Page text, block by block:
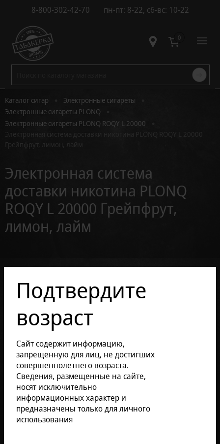
8-800-302-42-70 пн-пт: 8-22, сб-вс: 10-22
Контакты 0
Каталог сигар Электронные сигареты
Электронные сигареты PLONQ
Электронные сигареты PLONQ ROQY L 20000
Электронная система доставки никотина PLONQ ROQY L 20000
Грейпфрут, лимон, лайм
Электронная система
доставки никотина PLONQ
ROQY L 20000 Грейпфрут,
лимон, лайм
Подтвердите
возраст
Сайт содержит информацию,
запрещенную для лиц, не достигших
совершеннолетнего возраста.
Сведения, размещенные на сайте,
носят исключительно
информационных характер и
предназначены только для личного
использования